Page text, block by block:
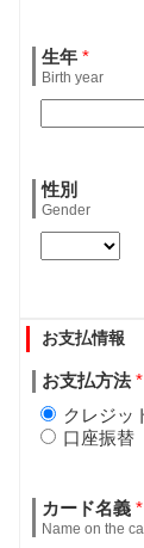
生年 *
Birth year
性別
Gender
お支払情報
お支払方法*
クレジッ
口座振替
カード名義 *
Name on the